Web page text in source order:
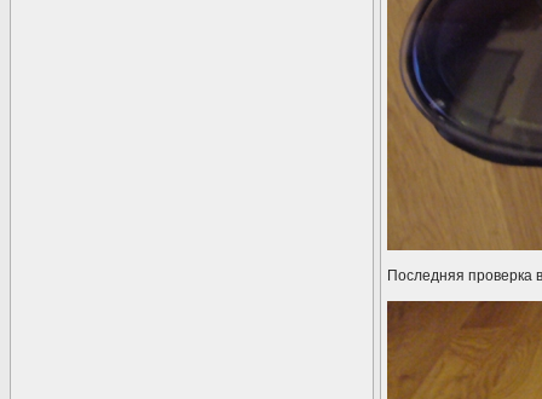
Последняя проверка